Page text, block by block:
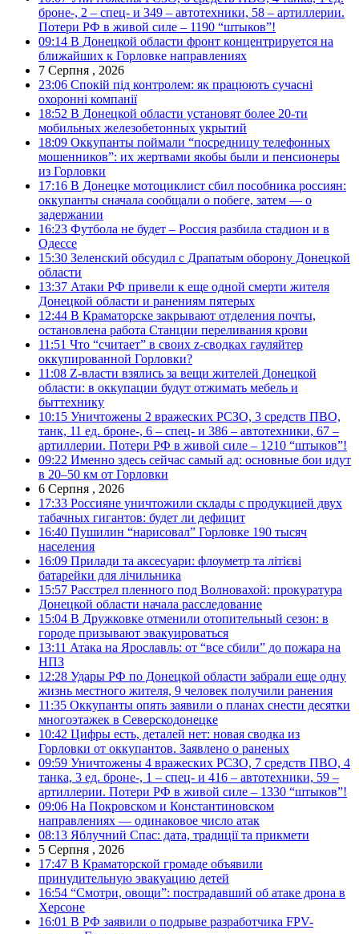
броне-, 2 – спец- и 349 – автотехники, 58 – артиллерии.
Потери РФ в живой силе – 1190 “штыков”!
09:14 В Донецкой области фронт концентрируется на
ближайших к Горловке направлениях
7 Серпня , 2026
23:06 Спокій під контролем: як працюють сучасні
охоронні компанії
18:52 В Донецкой области установят более 20-ти
мобильных железобетонных укрытий
18:09 Оккупанты поймали “посредницу телефонных
мошенников”: их жертвами якобы были и пенсионеры
из Горловки
17:16 В Донецке мотоциклист сбил пособника россиян:
оккупанты сначала сообщали о побеге, затем — о
задержании
16:23 Футбола не будет – Россия разбила стадион и в
Одессе
15:30 Зеленский обсудил с Драпатым оборону Донецкой
области
13:37 Атаки РФ привели к еще одной смерти жителя
Донецкой области и ранениям пятерых
12:44 В Краматорске закрывают отделения почты,
остановлена работа Станции переливания крови
11:51 Что “считает” в своих z-сводках гауляйтер
оккупированной Горловки?
11:08 Z-власти взялись за вещи жителей Донецкой
области: в оккупации будут отжимать мебель и
быттехнику
10:15 Уничтожены 2 вражеских РСЗО, 3 средств ПВО,
танк, 11 ед. броне-, 6 – спец- и 386 – автотехники, 67 –
артиллерии. Потери РФ в живой силе – 1210 “штыков”!
09:22 Именно здесь сейчас самый ад: основные бои идут
в 20–50 км от Горловки
6 Серпня , 2026
17:33 Россияне уничтожили склады с продукцией двух
табачных гигантов: будет ли дефицит
16:40 Пушилин “нарисовал” Горловке 190 тысяч
населения
16:09 Прилади та аксесуари: флоуметр та літієві
батарейки для лічильника
15:57 Расстрел пленного под Волновахой: прокуратура
Донецкой области начала расследование
15:04 В Дружковке отменили отопительный сезон: в
городе призывают эвакуироваться
13:11 Атака на Ярославль: от “все сбили” до пожара на
НПЗ
12:28 Удары РФ по Донецкой области забрали еще одну
жизнь местного жителя, 9 человек получили ранения
11:35 Оккупанты опять заявили о планах снести десятки
многоэтажек в Северскодонецке
10:42 Цифры есть, деталей нет: новая сводка из
Горловки от оккупантов. Заявлено о раненых
09:59 Уничтожены 4 вражеских РСЗО, 7 средств ПВО, 4
танка, 3 ед. броне-, 1 – спец- и 416 – автотехники, 59 –
артиллерии. Потери РФ в живой силе – 1330 “штыков”!
09:06 На Покровском и Константиновском
направлениях — одинаковое число атак
08:13 Яблучний Спас: дата, традиції та прикмети
5 Серпня , 2026
17:47 В Краматорской громаде объявили
принудительную эвакуацию детей
16:54 “Смотри, овощи”: пострадавший об атаке дрона в
Херсоне
16:01 В РФ заявили о подрыве разработчика FPV-